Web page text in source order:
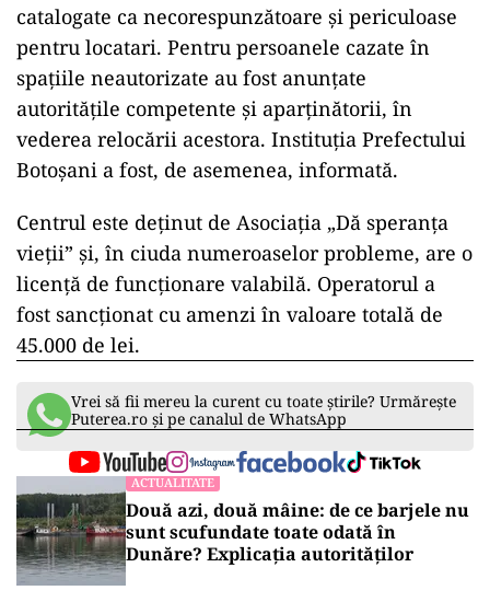
catalogate ca necorespunzătoare și periculoase
pentru locatari. Pentru persoanele cazate în
spațiile neautorizate au fost anunțate
autoritățile competente și aparținătorii, în
vederea relocării acestora. Instituția Prefectului
Botoșani a fost, de asemenea, informată.
Centrul este deținut de Asociația „Dă speranța
vieții” și, în ciuda numeroaselor probleme, are o
licență de funcționare valabilă. Operatorul a
fost sancționat cu amenzi în valoare totală de
45.000 de lei.
Vrei să fii mereu la curent cu toate știrile? Urmărește
Puterea.ro și pe canalul de WhatsApp
ACTUALITATE
Două azi, două mâine: de ce barjele nu
sunt scufundate toate odată în
Dunăre? Explicația autorităților